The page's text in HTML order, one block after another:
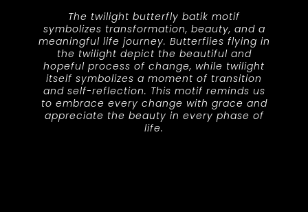
The twilight butterfly batik motif
symbolizes transformation, beauty, and a
meaningful life journey. Butterflies flying in
the twilight depict the beautiful and
hopeful process of change, while twilight
itself symbolizes a moment of transition
and self-reflection. This motif reminds us
to embrace every change with grace and
appreciate the beauty in every phase of
life.